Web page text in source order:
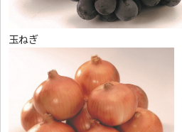
玉ねぎ